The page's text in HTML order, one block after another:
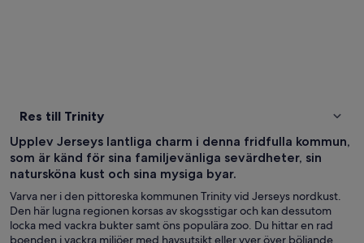
Res till Trinity
Upplev Jerseys lantliga charm i denna fridfulla kommun,
som är känd för sina familjevänliga sevärdheter, sin
natursköna kust och sina mysiga byar.
Varva ner i den pittoreska kommunen Trinity vid Jerseys nordkust.
Den här lugna regionen korsas av skogsstigar och kan dessutom
locka med vackra bukter samt öns populära zoo. Du hittar en rad
boenden i vackra miljöer med havsutsikt eller vyer över böljande